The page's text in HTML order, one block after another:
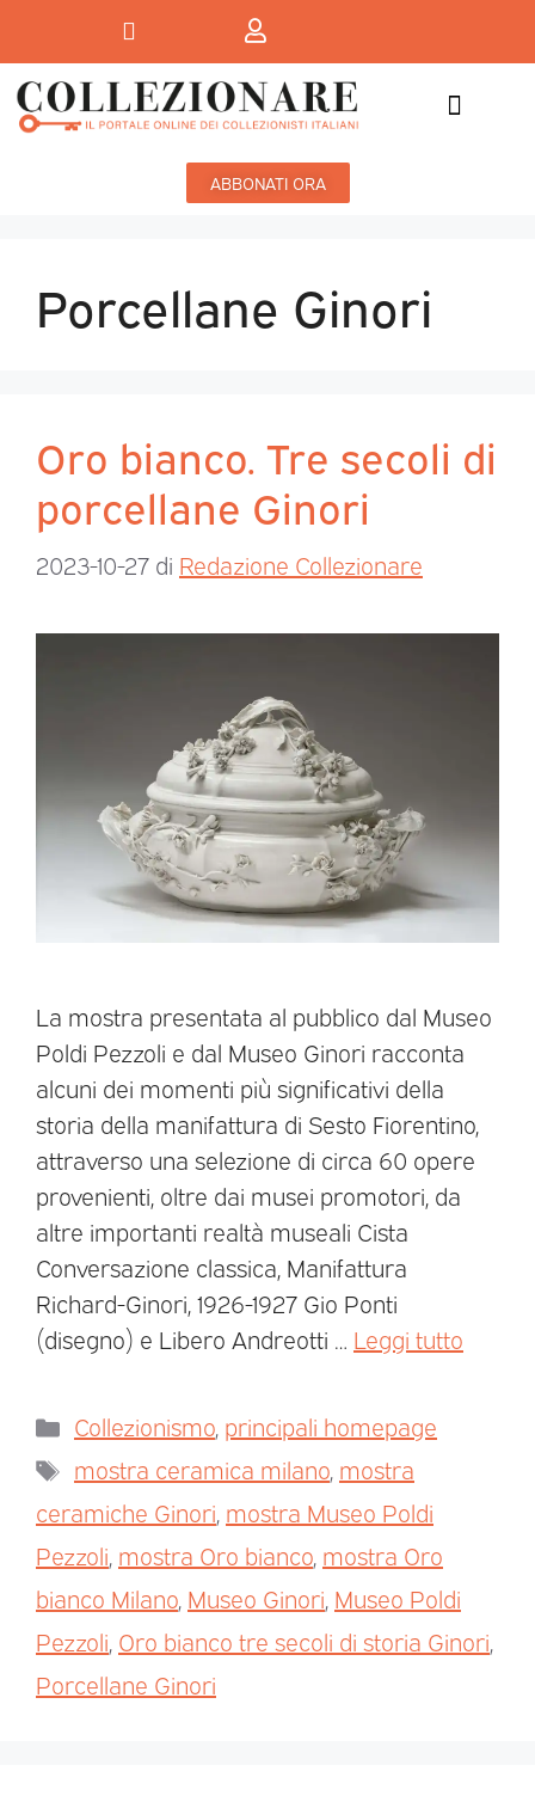
ABBONATI ORA
Porcellane Ginori
Oro bianco. Tre secoli di
porcellane Ginori
2023-10-27 di Redazione Collezionare
La mostra presentata al pubblico dal Museo
Poldi Pezzoli e dal Museo Ginori racconta
alcuni dei momenti più significativi della
storia della manifattura di Sesto Fiorentino,
attraverso una selezione di circa 60 opere
provenienti, oltre dai musei promotori, da
altre importanti realtà museali Cista
Conversazione classica, Manifattura
Richard-Ginori, 1926-1927 Gio Ponti
(disegno) e Libero Andreotti … Leggi tutto
Collezionismo principali homepage
mostra ceramica milano mostra
ceramiche Ginori mostra Museo Poldi
Pezzoli mostra Oro bianco mostra Oro
bianco Milano Museo Ginori Museo Poldi
Pezzoli Oro bianco tre secoli di storia Ginori
Porcellane Ginori